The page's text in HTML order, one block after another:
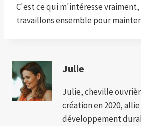
C'est ce qui m'intéresse
travaillons ensemble pour
Julie
Julie, cheville
création en 2020,
développement